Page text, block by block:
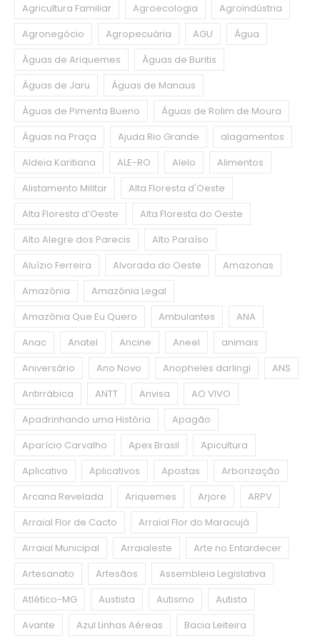
Agricultura Familiar
Agroecologia
Agroindústria
Agronegócio
Agropecuária AGU
Água
Águas de Ariquemes
Águas de Buritis
Águas de Jaru
Águas de Manaus
Águas de Pimenta Bueno
Águas de Rolim de Moura
Águas na Praça
Ajuda Rio Grande
alagamentos
Aldeia Karitiana
ALE-RO Alelo
Alimentos
Alistamento Militar
Alta Floresta d'Oeste
Alta Floresta d’Oeste
Alta Floresta do Oeste
Alto Alegre dos Parecis
Alto Paraíso
Aluízio Ferreira
Alvorada do Oeste
Amazonas
Amazônia
Amazônia Legal
Amazônia Que Eu Quero
Ambulantes
ANA
Anac
Anatel Ancine Aneel
animais
Aniversário
Ano Novo Anopheles darlingi
ANS
Antirrábica
ANTT Anvisa
AO VIVO
Apadrinhando uma História
Apagão
Aparício Carvalho
Apex Brasil
Apicultura
Aplicativo
Aplicativos Apostas
Arborização
Arcana Revelada
Ariquemes Arjore
ARPV
Arraial Flor de Cacto
Arraial Flor do Maracujá
Arraial Municipal
Arraialeste
Arte no Entardecer
Artesanato
Artesãos
Assembleia Legislativa
Atlético-MG
Austista Autismo
Autista
Avante
Azul Linhas Aéreas Bacia Leiteira